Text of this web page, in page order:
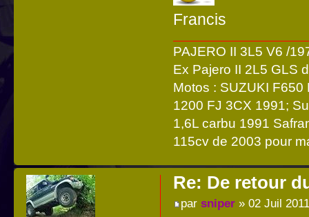
Francis
PAJERO II 3L5 V6 /
Ex Pajero II 2L5 GLS
Motos : SUZUKI F650
1200 FJ 3CX 1991;
1,6L carbu 1991
115cv de 2003 pour
Re: De retour
par sniper» 02 Juil